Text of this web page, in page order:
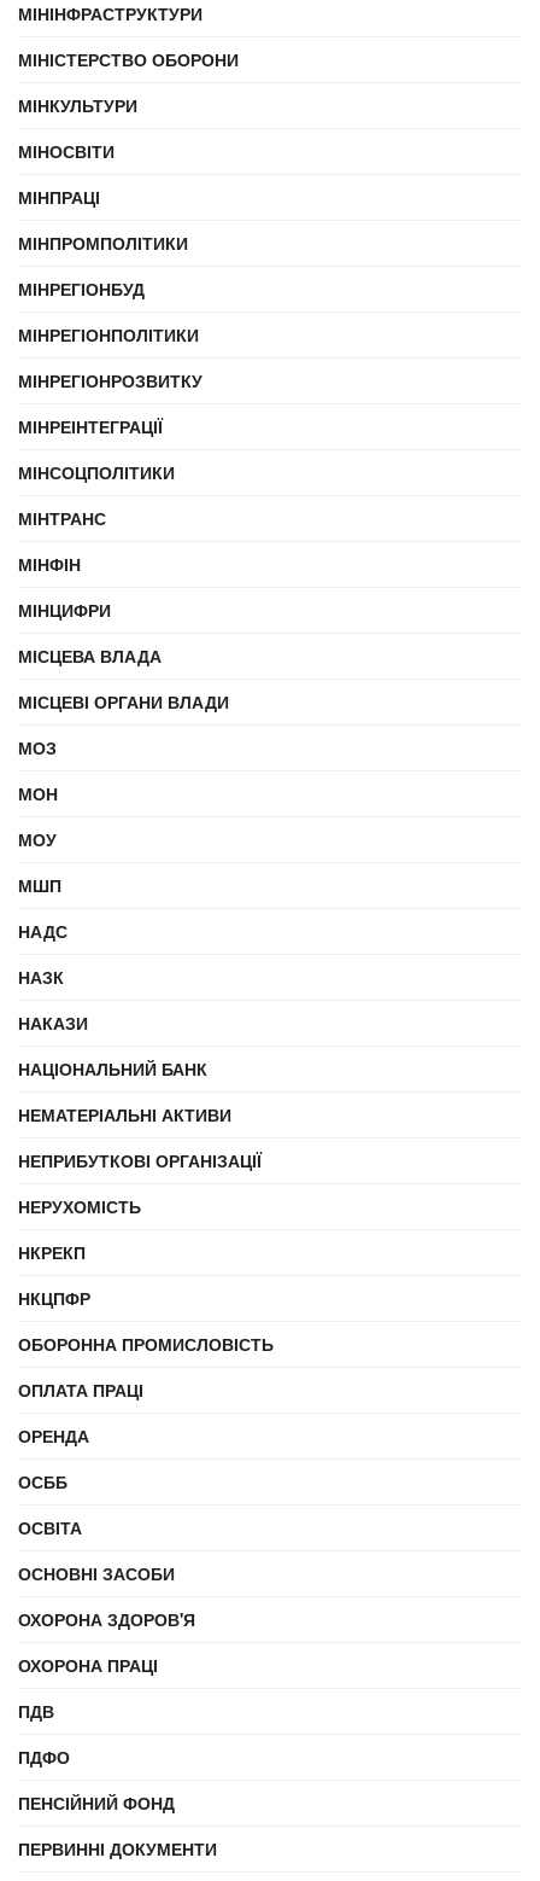
МІНІНФРАСТРУКТУРИ
МІНІСТЕРСТВО ОБОРОНИ
МІНКУЛЬТУРИ
МІНОСВІТИ
МІНПРАЦІ
МІНПРОМПОЛІТИКИ
МІНРЕГІОНБУД
МІНРЕГІОНПОЛІТИКИ
МІНРЕГІОНРОЗВИТКУ
МІНРЕІНТЕГРАЦІЇ
МІНСОЦПОЛІТИКИ
МІНТРАНС
МІНФІН
МІНЦИФРИ
МІСЦЕВА ВЛАДА
МІСЦЕВІ ОРГАНИ ВЛАДИ
МОЗ
МОН
МОУ
МШП
НАДС
НАЗК
НАКАЗИ
НАЦІОНАЛЬНИЙ БАНК
НЕМАТЕРІАЛЬНІ АКТИВИ
НЕПРИБУТКОВІ ОРГАНІЗАЦІЇ
НЕРУХОМІСТЬ
НКРЕКП
НКЦПФР
ОБОРОННА ПРОМИСЛОВІСТЬ
ОПЛАТА ПРАЦІ
ОРЕНДА
ОСББ
ОСВІТА
ОСНОВНІ ЗАСОБИ
ОХОРОНА ЗДОРОВ'Я
ОХОРОНА ПРАЦІ
ПДВ
ПДФО
ПЕНСІЙНИЙ ФОНД
ПЕРВИННІ ДОКУМЕНТИ